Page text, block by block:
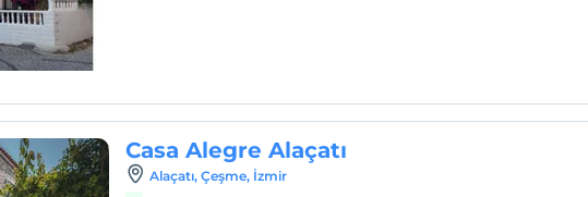
Casa Alegre Alaçatı
Alaçatı, Çeşme, İzmir